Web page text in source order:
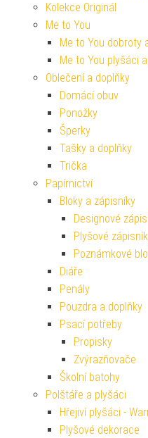
Kolekce Originál
Me to You
Me to You dobroty
Me to You plyšáci
Oblečení a doplňky
Domácí obuv
Ponožky
Šperky
Tašky a doplňky
Trička
Papírnictví
Bloky a zápisníky
Designové
Plyšové
Poznámkové
Diáře
Penály
Pouzdra a doplňky
Psací potřeby
Propisky
Zvýrazňovače
Školní batohy
Polštáře a plyšáci
Hřejiví plyšáci -
Plyšové dekorace